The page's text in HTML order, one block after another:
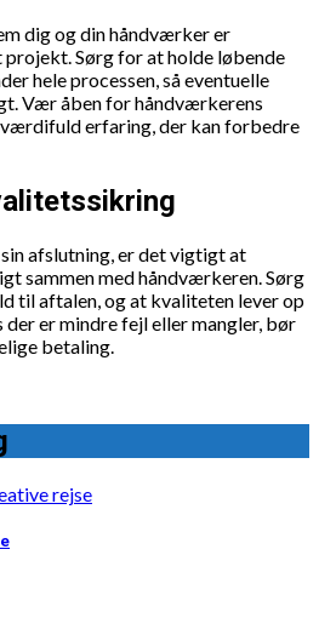
dig og din håndværker er
Sørg for at holde løbende
hele processen, så eventuelle
Vær åben for håndværkerens
erfaring, der kan forbedre
afslutning, er det vigtigt at
sammen med håndværkeren. Sørg
til aftalen, og at kvaliteten lever op
er mindre fejl eller mangler, bør
betaling.